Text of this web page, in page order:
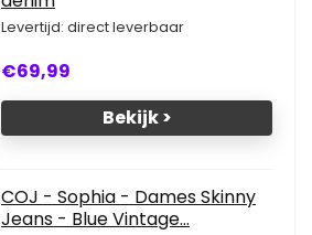
Levertijd: direct leverbaar
€69,99
Bekijk >
COJ - Sophia - Dames Skinny
Jeans - Blue Vintage...